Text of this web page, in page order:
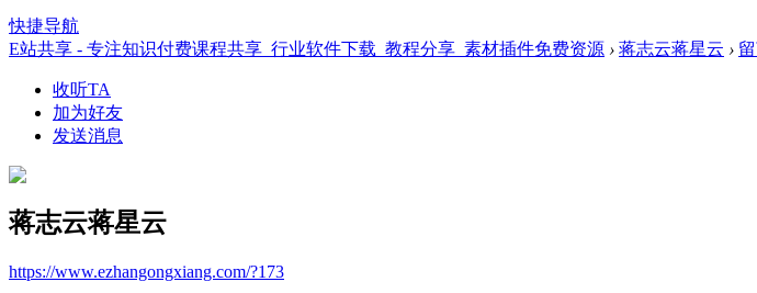
快捷导航
E站共享 - 专注知识付费课程共享_行业软件下载_教程分享_素材插件免费资源 › 蒋志云蒋星云 ›
收听TA
加为好友
发送消息
蒋志云蒋星云
https://www.ezhangongxiang.com/?173